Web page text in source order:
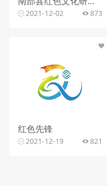
2021-12-02 873
红色先锋
2021-12-19 821